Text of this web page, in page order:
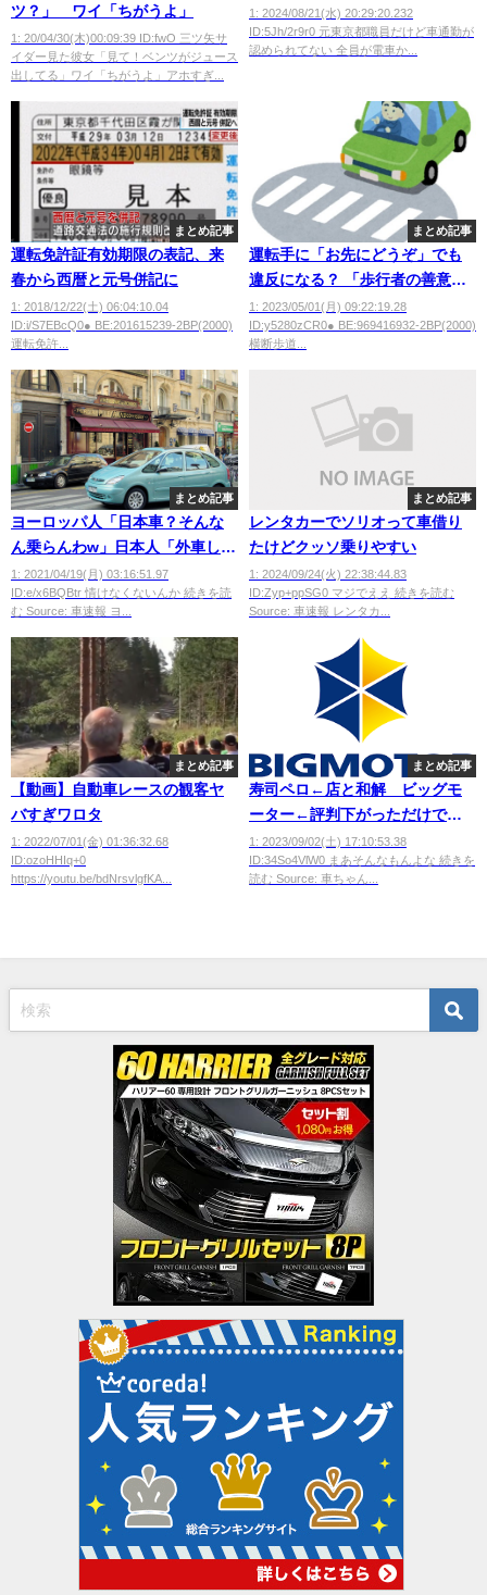
ツ？」 ワイ「ちがうよ」
1: 20/04/30(木)00:09:39 ID:fwO 三ツ矢サ
イダー見た彼女「見て！ベンツがジュース
出してる」ワイ「ちがうよ」アホすぎ...
1: 2024/08/21(水) 20:29:20.232
ID:5Jh/2r9r0 元東京都職員だけど車通勤が
認められてない 全員が電車か...
まとめ記事
運転免許証有効期限の表記、来
春から西暦と元号併記に
1: 2018/12/22(土) 06:04:10.04
ID:i/S7EBcQ0● BE:201615239-2BP(2000)
運転免許...
まとめ記事
運転手に「お先にどうぞ」でも
違反になる？ 「歩行者の善意な
のに…」
1: 2023/05/01(月) 09:22:19.28
ID:y5280zCR0● BE:969416932-2BP(2000)
横断歩道...
まとめ記事
ヨーロッパ人「日本車？そんな
ん乗らんわw」日本人「外車しゅ
きぃ😍」←これ
1: 2021/04/19(月) 03:16:51.97
ID:e/x6BQBtr 情けなくないんか 続きを読
む Source: 車速報 ヨ...
まとめ記事
レンタカーでソリオって車借り
たけどクッソ乗りやすい
1: 2024/09/24(火) 22:38:44.83
ID:Zyp+ppSG0 マジでええ 続きを読む
Source: 車速報 レンタカ...
まとめ記事
【動画】自動車レースの観客ヤ
バすぎワロタ
1: 2022/07/01(金) 01:36:32.68
ID:ozoHHIq+0
https://youtu.be/bdNrsvlgfKA...
まとめ記事
寿司ペロ←店と和解 ビッグモ
ーター←評判下がっただけで無
罪放免
1: 2023/09/02(土) 17:10:53.38
ID:34So4VlW0 まあそんなもんよな 続きを
読む Source: 車ちゃん...